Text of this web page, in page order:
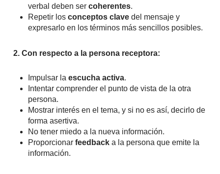
verbal deben ser coherentes.
Repetir los conceptos clavedel mensaje y
expresarlo en los términos más sencillos posibles.
2. Con respecto a la persona receptora:
Impulsar la escucha activa.
Intentar comprender el punto de vista de la otra
persona.
Mostrar interés en el tema, y si no es así, decirlo de
forma asertiva.
No tener miedo a la nueva información.
Proporcionarfeedbacka la persona que emite la
información.